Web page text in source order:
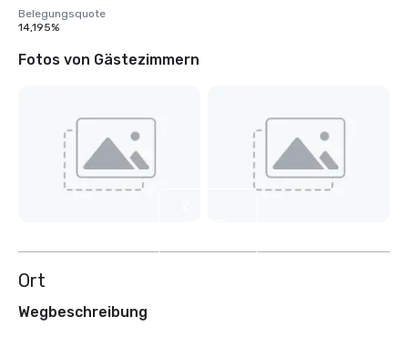
Belegungsquote
14,195%
Fotos von Gästezimmern
Ort
Wegbeschreibung